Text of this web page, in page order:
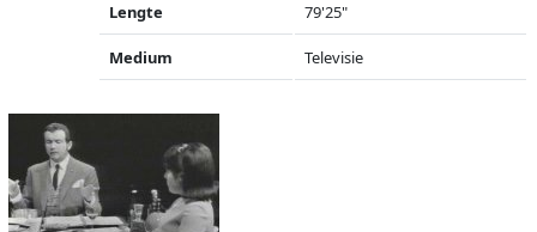
Lengte 79'25"
Medium Televisie